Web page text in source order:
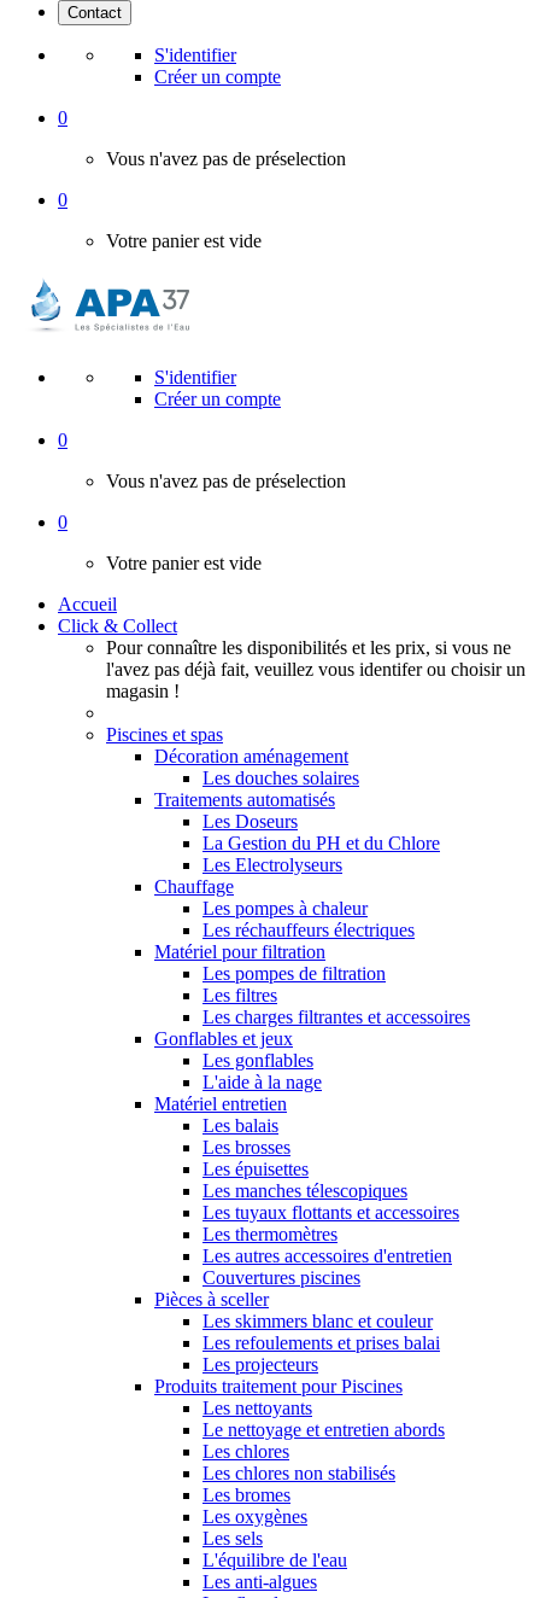
Contact
S'identifier
Créer un compte
0
Vous n'avez pas de préselection
0
Votre panier est vide
S'identifier
Créer un compte
0
Vous n'avez pas de préselection
0
Votre panier est vide
Accueil
Click & Collect
Pour connaître les disponibilités et les prix, si vous ne
l'avez pas déjà fait, veuillez vous identifer ou choisir un
magasin !
Piscines et spas
Décoration aménagement
Les douches solaires
Traitements automatisés
Les Doseurs
La Gestion du PH et du Chlore
Les Electrolyseurs
Chauffage
Les pompes à chaleur
Les réchauffeurs électriques
Matériel pour filtration
Les pompes de filtration
Les filtres
Les charges filtrantes et accessoires
Gonflables et jeux
Les gonflables
L'aide à la nage
Matériel entretien
Les balais
Les brosses
Les épuisettes
Les manches télescopiques
Les tuyaux flottants et accessoires
Les thermomètres
Les autres accessoires d'entretien
Couvertures piscines
Pièces à sceller
Les skimmers blanc et couleur
Les refoulements et prises balai
Les projecteurs
Produits traitement pour Piscines
Les nettoyants
Le nettoyage et entretien abords
Les chlores
Les chlores non stabilisés
Les bromes
Les oxygènes
Les sels
L'équilibre de l'eau
Les anti-algues